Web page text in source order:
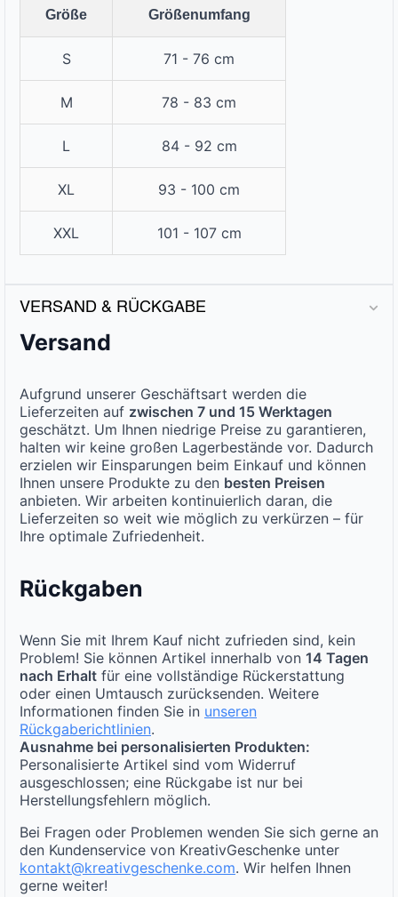
Größe Größenumfang
S 71 - 76 cm
M 78 - 83 cm
L 84 - 92 cm
XL 93 - 100 cm
XXL 101 - 107 cm
VERSAND & RÜCKGABE
Versand
Aufgrund unserer Geschäftsart werden die
Lieferzeiten auf zwischen 7 und 15 Werktagen
geschätzt. Um Ihnen niedrige Preise zu garantieren,
halten wir keine großen Lagerbestände vor. Dadurch
erzielen wir Einsparungen beim Einkauf und können
Ihnen unsere Produkte zu den besten Preisen
anbieten. Wir arbeiten kontinuierlich daran, die
Lieferzeiten so weit wie möglich zu verkürzen – für
Ihre optimale Zufriedenheit.
Rückgaben
Wenn Sie mit Ihrem Kauf nicht zufrieden sind, kein
Problem! Sie können Artikel innerhalb von 14 Tagen
nach Erhalt für eine vollständige Rückerstattung
oder einen Umtausch zurücksenden. Weitere
Informationen finden Sie in unseren
Rückgaberichtlinien.
Ausnahme bei personalisierten Produkten:
Personalisierte Artikel sind vom Widerruf
ausgeschlossen; eine Rückgabe ist nur bei
Herstellungsfehlern möglich.
Bei Fragen oder Problemen wenden Sie sich gerne an
den Kundenservice von KreativGeschenke unter
kontakt@kreativgeschenke.com. Wir helfen Ihnen
gerne weiter!